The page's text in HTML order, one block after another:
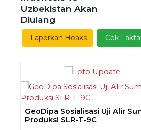
Ekoran Serikat News,
Kamis 9 November
Previous